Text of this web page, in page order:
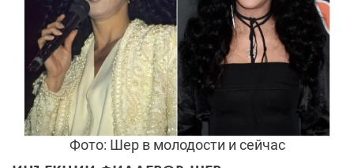
Фото: Шер в молодости и сейчас